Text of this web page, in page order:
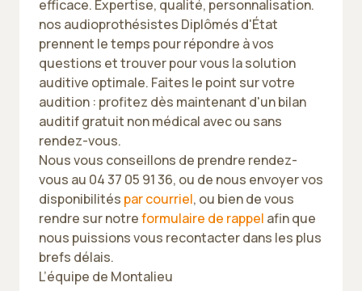
efficace. Expertise, qualité, personnalisation.
nos audioprothésistes Diplômés d'État
prennent le temps pour répondre à vos
questions et trouver pour vous la solution
auditive optimale. Faites le point sur votre
audition : profitez dès maintenant d'un bilan
auditif gratuit non médical avec ou sans
rendez-vous.
Nous vous conseillons de prendre rendez-
vous au 04 37 05 91 36, ou de nous envoyer vos
disponibilités par courriel, ou bien de vous
rendre sur notreformulaire de rappel afin que
nous puissions vous recontacter dans les plus
brefs délais.
L’équipe de Montalieu